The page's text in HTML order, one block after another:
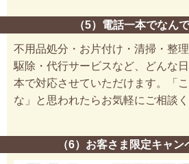
（5）電話一本でなん
不用品処分・お片付け・清掃・整
駆除・代行サービスなど、どんな
本で対応させていただけます。「
な」と思われたらお気軽にご相談く
（6）お客さま限定キャン